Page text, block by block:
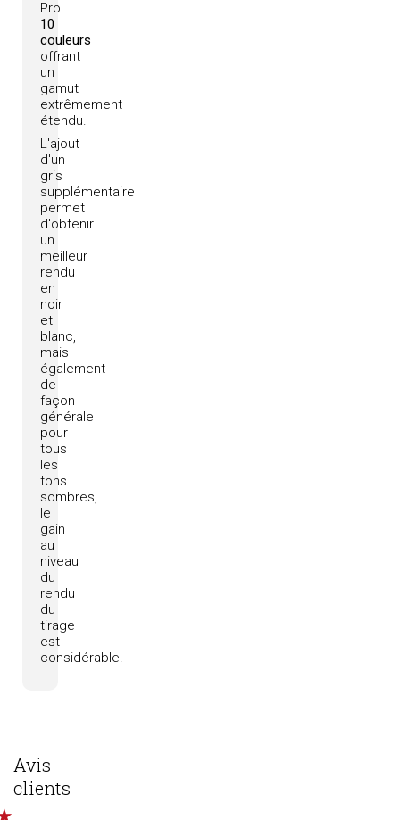
Pro
10
couleurs
offrant
un
gamut
extrêmement
étendu.
L'ajout
d'un
gris
supplémentaire
permet
d'obtenir
un
meilleur
rendu
en
noir
et
blanc,
mais
également
de
façon
générale
pour
tous
les
tons
sombres,
le
gain
au
niveau
du
rendu
du
tirage
est
considérable.
Avis
clients